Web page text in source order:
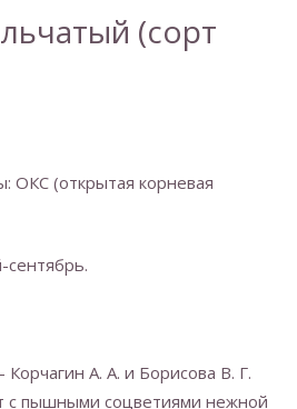
(сорт
ОКС (открытая корневая
сентябрь.
А. А. и Борисова В. Г.
с пышными соцветиями нежной